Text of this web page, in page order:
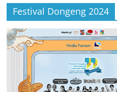
Festival Dongeng 2024